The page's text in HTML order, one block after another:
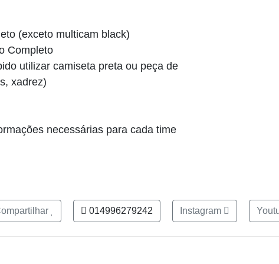
(exceto multicam black)
Completo
utilizar camiseta preta ou peça de
xadrez)
necessárias para cada time
014996279242 Instagram